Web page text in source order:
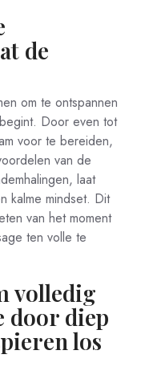
de
om te ontspannen
Door even tot
voor te bereiden,
van de
laat
kalme mindset. Dit
van het moment
ten volle te
volledig
door diep
los